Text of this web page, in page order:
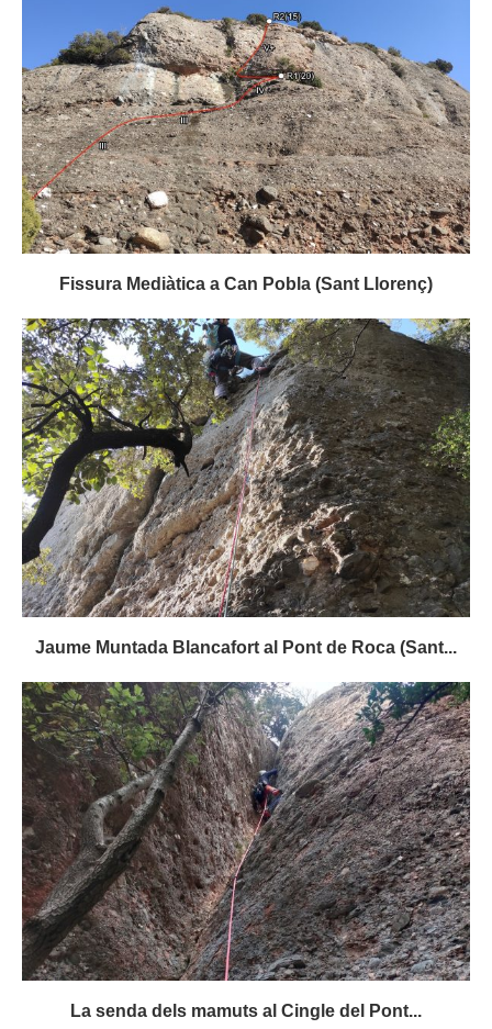
Fissura Mediàtica a Can Pobla (Sant Llorenç)
Jaume Muntada Blancafort al Pont de Roca (Sant...
La senda dels mamuts al Cingle del Pont...